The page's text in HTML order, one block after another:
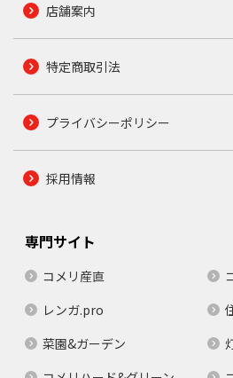
店舗案内
特定商取引法
プライバシーポリシー
採用情報
専門サイト
コメリ産直
レンガ.pro
菜園&ガーデン